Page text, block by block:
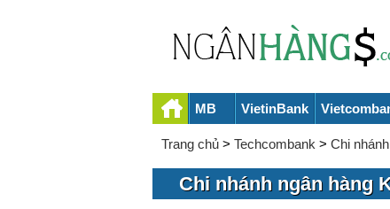
MB VietinBank
Trang chủ> Techcombank > Chi nhánh
Chi nhánh ngân hàng